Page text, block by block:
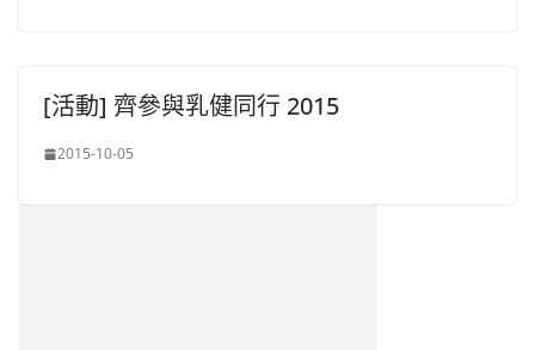
[活動] 齊參與乳健同行 2015
2015-10-05